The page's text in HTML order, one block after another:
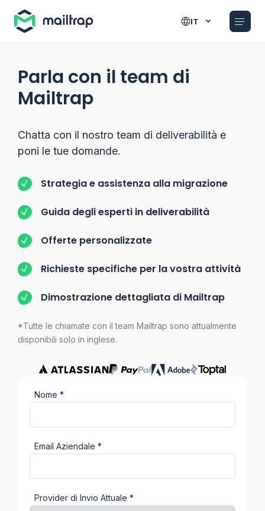
IT
Parla con il team di
Mailtrap
Chatta con il nostro team di deliverabilità e
poni le tue domande.
Strategia e assistenza alla migrazione
Guida degli esperti in deliverabilità
Offerte personalizzate
Richieste specifiche per la vostra attività
Dimostrazione dettagliata di Mailtrap
*Tutte le chiamate con il team Mailtrap sono attualmente
disponibili solo in inglese.
Nome *
Email Aziendale *
Provider di Invio Attuale *